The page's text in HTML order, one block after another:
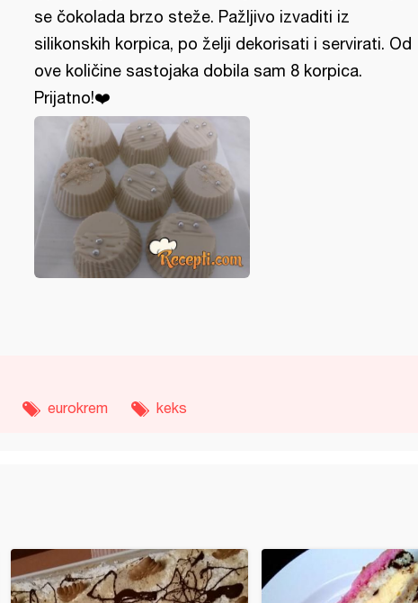
se čokolada brzo steže. Pažljivo izvaditi iz
silikonskih korpica, po želji dekorisati i servirati. Od
ove količine sastojaka dobila sam 8 korpica.
Prijatno!❤️
eurokrem keks